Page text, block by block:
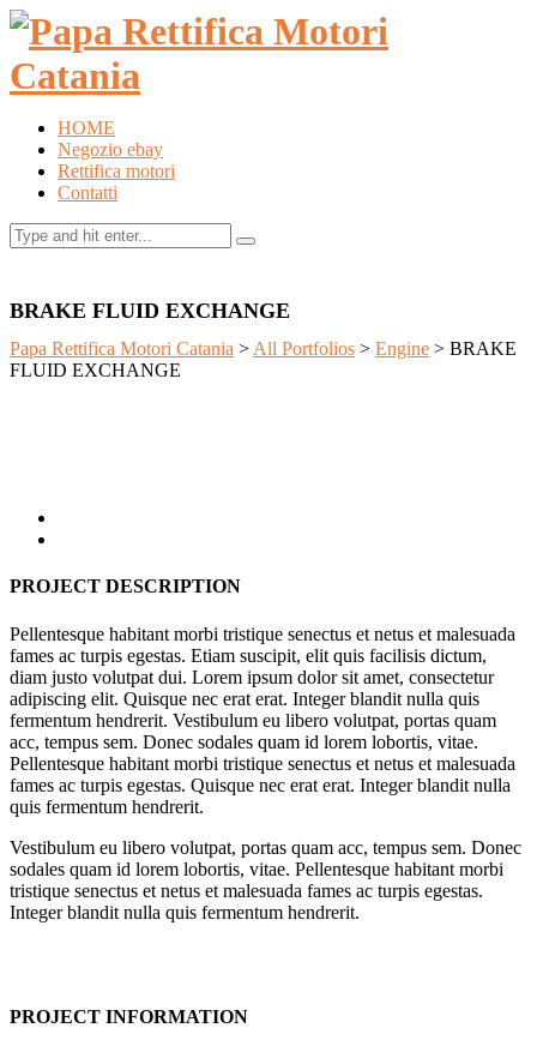
HOME
Negozio ebay
Rettifica motori
Contatti
BRAKE FLUID EXCHANGE
Papa Rettifica Motori Catania > All Portfolios > Engine > BRAKE
FLUID EXCHANGE
PROJECT DESCRIPTION
Pellentesque habitant morbi tristique senectus et netus et malesuada
fames ac turpis egestas. Etiam suscipit, elit quis facilisis dictum,
diam justo volutpat dui. Lorem ipsum dolor sit amet, consectetur
adipiscing elit. Quisque nec erat erat. Integer blandit nulla quis
fermentum hendrerit. Vestibulum eu libero volutpat, portas quam
acc, tempus sem. Donec sodales quam id lorem lobortis, vitae.
Pellentesque habitant morbi tristique senectus et netus et malesuada
fames ac turpis egestas. Quisque nec erat erat. Integer blandit nulla
quis fermentum hendrerit.
Vestibulum eu libero volutpat, portas quam acc, tempus sem. Donec
sodales quam id lorem lobortis, vitae. Pellentesque habitant morbi
tristique senectus et netus et malesuada fames ac turpis egestas.
Integer blandit nulla quis fermentum hendrerit.
PROJECT INFORMATION